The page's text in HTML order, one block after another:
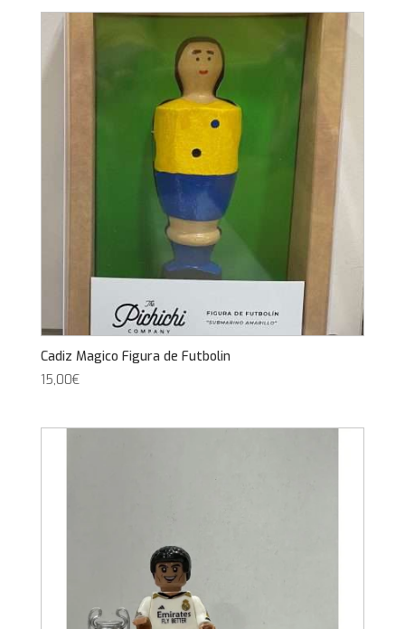
Cadiz Magico Figura de Futbolin
15,00€